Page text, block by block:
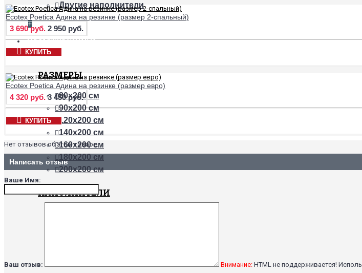
Другие наполнители
+
НАМАТРАСНИКИ
РАЗМЕРЫ
80х200 см
90х200 см
120х200 см
140х200 см
160х200 см
180х200 см
200х200 см
НАПОЛНИТЕЛИ
Ecotex Poetica Адина на резинке (размер 2-спальный)
3 690 руб. 2 950 руб.
КУПИТЬ
Ecotex Poetica Адина на резинке (размер евро)
4 320 руб. 3 450 руб.
КУПИТЬ
Нет отзывов об этом товаре.
Написать отзыв
Ваше Имя:
Ваш отзыв: Внимание: HTML не поддерживается!